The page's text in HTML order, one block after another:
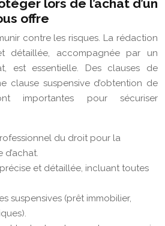
lors de l’achat d’un
offre
contre les risques. La rédaction
détaillée, accompagnée par un
est essentielle. Des clauses de
clause suspensive d’obtention de
importantes pour sécuriser
du droit pour la
d’achat.
et détaillée, incluant toutes
suspensives (prêt immobilier,